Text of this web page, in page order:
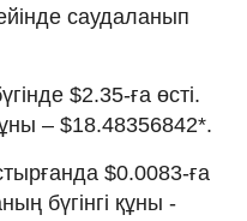
саудаланып
$2.35-ға өсті.
– $18.48356842*.
$0.0083-ға
бүгінгі құны -